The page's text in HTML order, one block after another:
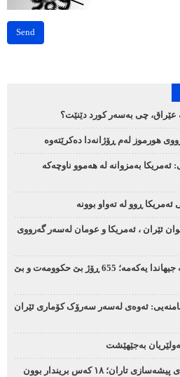
Send
عێراق، چی بەسەر کورد دێنێت؟
هورموز لەم ڕۆژانەدا دەکرێتەوە
ئەمریکا بەمزوانە لە هەموو ناوچەکە
ڕوو لە تەواو بوونە
ئێران ، ئەمریکا و عومان لەسەر گەرووی
هەرێمی کوردستان لە جیهاندا یەکەمە؛ 655 ڕۆژ بێ حکوومەت و بێ
خامنەیی: ئەوەی لەسەر سەرۆک کۆماری ئێران
بەجێهێشت
تاران؛ ١٨ کەس بریندار بوون